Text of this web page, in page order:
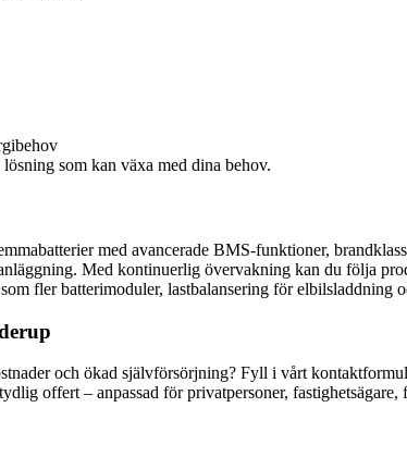
som kan växa med dina behov.
med avancerade BMS-funktioner,
Med kontinuerlig övervakning kan du följa
fler batterimoduler, lastbalansering för elbilsladdning
och ökad självförsörjning? Fyll i vårt
offert – anpassad för privatpersoner,